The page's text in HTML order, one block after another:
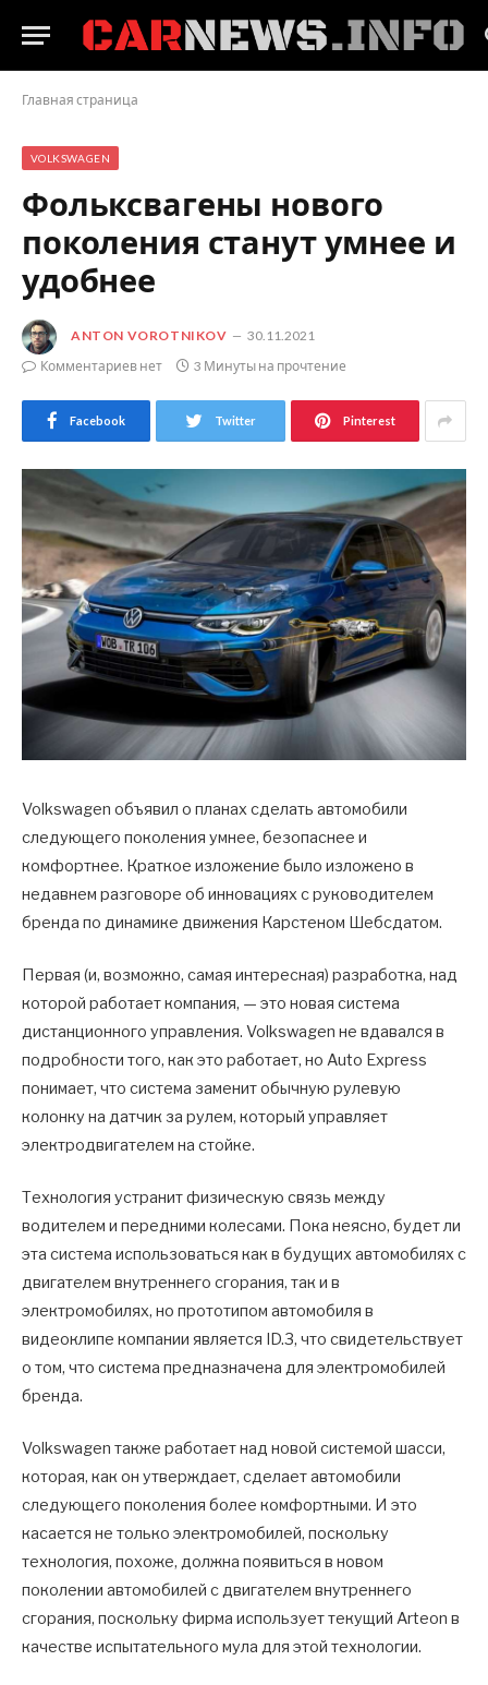
Главная страница
VOLKSWAGEN
Фольксвагены нового
поколения станут умнее и
удобнее
ANTON VOROTNIKOV
30.11.2021
Комментариев нет
3 Минуты на прочтение
Facebook Twitter Pinterest
Volkswagen объявил о планах сделать автомобили
следующего поколения умнее, безопаснее и
комфортнее. Краткое изложение было изложено в
недавнем разговоре об инновациях с руководителем
бренда по динамике движения Карстеном Шебсдатом.
Первая (и, возможно, самая интересная) разработка, над
которой работает компания, — это новая система
дистанционного управления. Volkswagen не вдавался в
подробности того, как это работает, но Auto Express
понимает, что система заменит обычную рулевую
колонку на датчик за рулем, который управляет
электродвигателем на стойке.
Технология устранит физическую связь между
водителем и передними колесами. Пока неясно, будет ли
эта система использоваться как в будущих автомобилях с
двигателем внутреннего сгорания, так и в
электромобилях, но прототипом автомобиля в
видеоклипе компании является ID.3, что свидетельствует
о том, что система предназначена для электромобилей
бренда.
Volkswagen также работает над новой системой шасси,
которая, как он утверждает, сделает автомобили
следующего поколения более комфортными. И это
касается не только электромобилей, поскольку
технология, похоже, должна появиться в новом
поколении автомобилей с двигателем внутреннего
сгорания, поскольку фирма использует текущий Arteon в
качестве испытательного мула для этой технологии.